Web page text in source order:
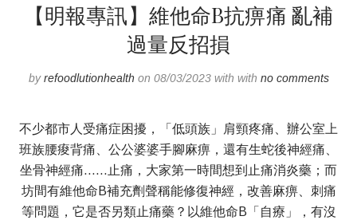
【明報專訊】維他命B抗痹痛 亂補
過量反招損
byrefoodlutionhealth on 08/03/2023 with with no comments
不少都市人受痛症困擾，「低頭族」肩頸疼痛、辦公室上
班族腰痠背痛、公公婆婆手腳麻痹，還有生蛇後神經痛、
坐骨神經痛……止痛，大家第一時間想到止痛消炎藥；而
坊間有維他命B補充劑聲稱能修復神經，改善麻痹、刺痛
等問題，它是否另類止痛藥？以維他命B「自療」，有沒